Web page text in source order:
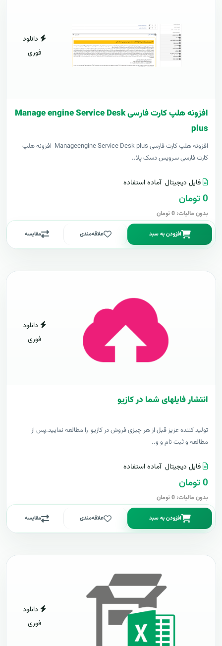
دانلود
فوری
افزونه هلپ کارت فارسی Manage engine Service Desk
plus
افزونه هلپ کارت فارسی Manageengine Service Desk plus افزونه هلپ
کارت فارسی سرویس دسک پلا..
فایل دیجیتال آماده استفاده
0 تومان
بدون مالیات: 0 تومان
افزودن به سبد علاقه‌مندی مقایسه
دانلود
فوری
انتشار فایلهای شما در کازیو
توليد کننده عزيز قبل از هر چیزی فروش در کازیو را مطالعه نمایید.پس از
مطالعه و ثبت نام و و..
فایل دیجیتال آماده استفاده
0 تومان
بدون مالیات: 0 تومان
افزودن به سبد علاقه‌مندی مقایسه
دانلود
فوری